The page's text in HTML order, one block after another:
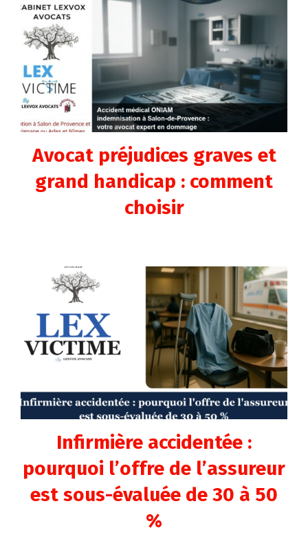
Avocat préjudices graves et
grand handicap : comment
choisir
Infirmière accidentée :
pourquoi l’offre de l’assureur
est sous-évaluée de 30 à 50
%